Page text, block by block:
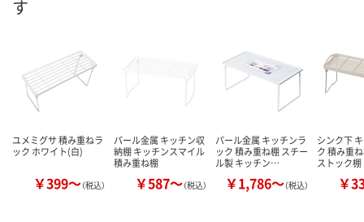
す
ユメミグサ 積み重ねラ
ック ホワイト(白)
￥399～（税込）
パール金属 キッチン収
納棚 キッチンスマイル
積み重ね棚
￥587～（税込）
パール金属 キッチンラ
ック 積み重ね棚 スチー
ル製 キッチン…
￥1,786～（税込）
シンク下
ク 積み重
ストック
￥